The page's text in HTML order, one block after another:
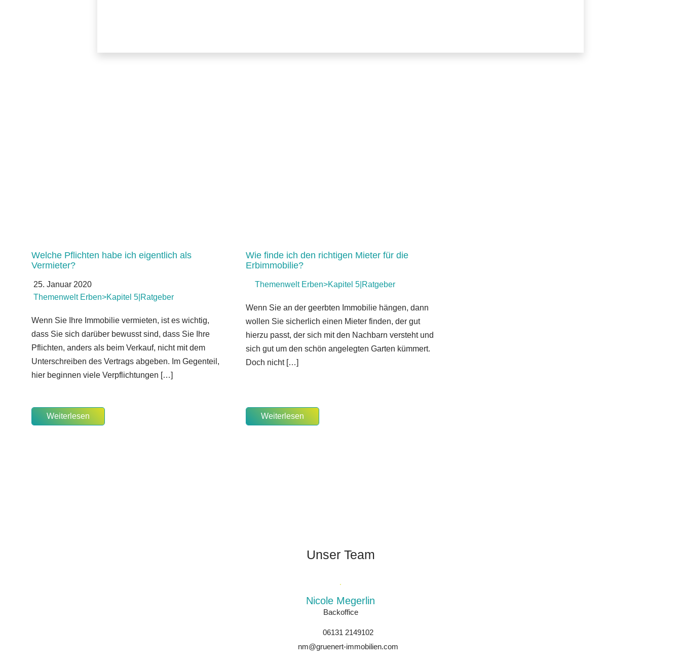
Welche Pflichten habe ich eigentlich als
Vermieter?
25. Januar 2020
Themenwelt Erben>Kapitel 5|Ratgeber
Wenn Sie Ihre Immobilie vermieten, ist es wichtig,
dass Sie sich darüber bewusst sind, dass Sie Ihre
Pflichten, anders als beim Verkauf, nicht mit dem
Unterschreiben des Vertrags abgeben. Im Gegenteil,
hier beginnen viele Verpflichtungen […]
Weiterlesen
Wie finde ich den richtigen Mieter für die
Erbimmobilie?
Themenwelt Erben>Kapitel 5|Ratgeber
Wenn Sie an der geerbten Immobilie hängen, dann
wollen Sie sicherlich einen Mieter finden, der gut
hierzu passt, der sich mit den Nachbarn versteht und
sich gut um den schön angelegten Garten kümmert.
Doch nicht […]
Weiterlesen
Unser Team
Nicole Megerlin
Backoffice
06131 2149102
nm@gruenert-immobilien.com